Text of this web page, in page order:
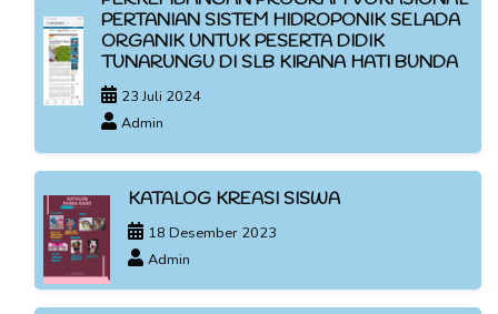
PERTANIAN SISTEM HIDROPONIK SELADA
ORGANIK UNTUK PESERTA DIDIK
TUNARUNGU DI SLB KIRANA HATI BUNDA
23 Juli 2024
Admin
KATALOG KREASI SISWA
18 Desember 2023
Admin